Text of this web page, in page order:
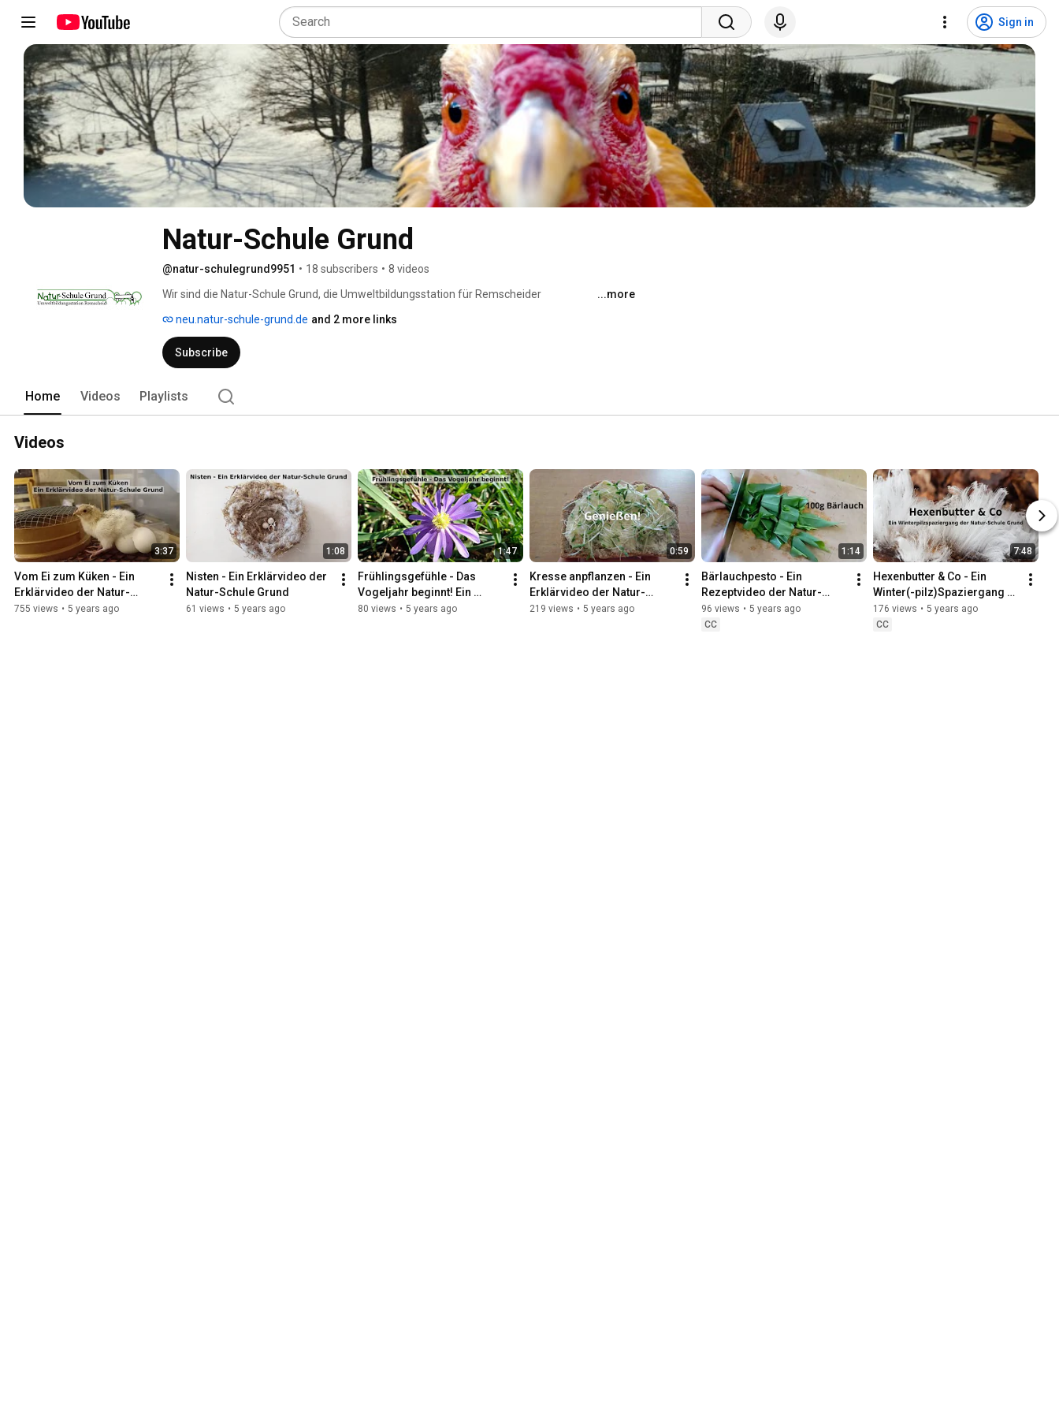
Sign in
Natur-Schule Grund
@natur-schulegrund9951 • 18 subscribers • 8 videos
Wir sind die Natur-Schule Grund, die Umweltbildungsstation für Remscheider
...more
neu.natur-schule-grund.de and 2 more links
Subscribe
Home Videos Playlists
Videos
3:37
Vom Ei zum Küken - Ein
Erklärvideo der Natur-
Schule Grund
755 views • 5 years ago
1:08
Nisten - Ein Erklärvideo der
Natur-Schule Grund
61 views • 5 years ago
1:47
Frühlingsgefühle - Das
Vogeljahr beginnt! Ein
Erklärvideo der Natur-
80 views • 5 years ago
0:59
Kresse anpflanzen - Ein
Erklärvideo der Natur-
Schule Grund
219 views • 5 years ago
1:14
Bärlauchpesto - Ein
Rezeptvideo der Natur-
Schule Grund
96 views • 5 years ago
CC
7:48
Hexenbutter & Co - Ein
Winter(-pilz)Spaziergang
der Natur-Schule Grund
176 views • 5 years ago
CC